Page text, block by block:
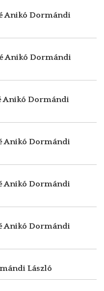
Anikó Dormándi
Anikó Dormándi
Anikó Dormándi
Anikó Dormándi
Anikó Dormándi
Anikó Dormándi
László